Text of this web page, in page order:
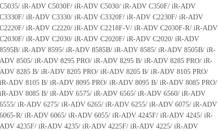
性
ずれかの条項またはその一部が法律により無効であると決定された
の他の条項は完全に有効に存続するものとします。
会社
C5035/ iR-ADV C5030F/ iR-ADV C5030/ iR-ADV C350F/ iR-ADV
C3330F/ iR-ADV C3330/ iR-ADV C3320F/ iR-ADV C2230F/ iR-ADV
C2220F/ iR-ADV C2220/ iR-ADV C2218F-V/ iR-ADV C2030F-R/ iR-ADV
C2030F/ iR-ADV C2030/ iR-ADV C2020F/ iR-ADV C2020/ iR-ADV
8595B/ iR-ADV 8595/ iR-ADV 8585B/ iR-ADV 8585/ iR-ADV 8505B/ iR-
ADV 8505/ iR-ADV 8295 PRO/ iR-ADV 8295 B/ iR-ADV 8285 PRO/ iR-
ADV 8285 B/ iR-ADV 8205 PRO/ iR-ADV 8205 B/ iR-ADV 8105 PRO/
iR-ADV 8105 B/ iR-ADV 8095 PRO/ iR-ADV 8095 B/ iR-ADV 8085 PRO/
iR-ADV 8085 B/ iR-ADV 6575/ iR-ADV 6565/ iR-ADV 6560/ iR-ADV
6555/ iR-ADV 6275/ iR-ADV 6265/ iR-ADV 6255/ iR-ADV 6075/ iR-ADV
6065-R/ iR-ADV 6065/ iR-ADV 6055/ iR-ADV 4245F/ iR-ADV 4245/ iR-
ADV 4235F/ iR-ADV 4235/ iR-ADV 4225F/ iR-ADV 4225/ iR-ADV